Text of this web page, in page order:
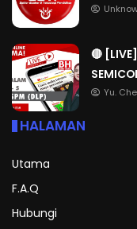
🔴
Yu.
HALAMAN
Utama
F.A.Q
Hubungi